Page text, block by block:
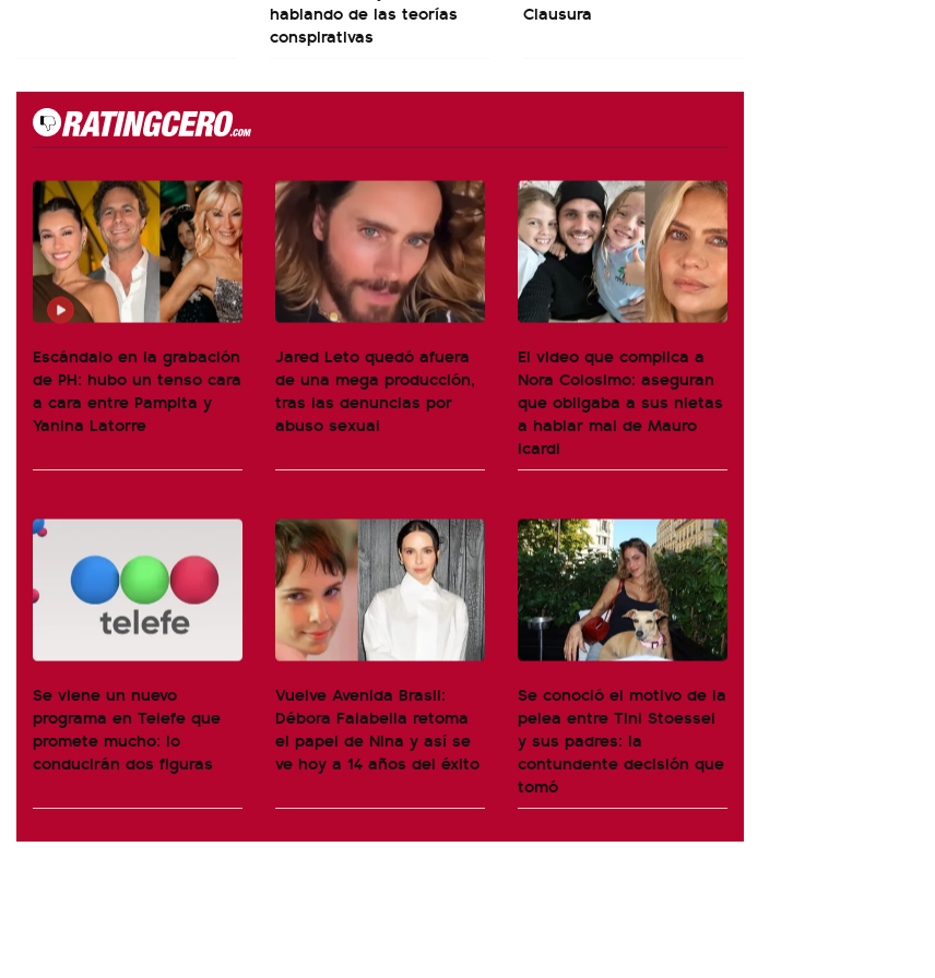
hablando de las teorías
conspirativas
Clausura
Escándalo en la grabación
de PH: hubo un tenso cara
a cara entre Pampita y
Yanina Latorre
Jared Leto quedó afuera
de una mega producción,
tras las denuncias por
abuso sexual
El video que complica a
Nora Colosimo: aseguran
que obligaba a sus nietas
a hablar mal de Mauro
Icardi
Se viene un nuevo
programa en Telefe que
promete mucho: lo
conducirán dos figuras
Vuelve Avenida Brasil:
Débora Falabella retoma
el papel de Nina y así se
ve hoy a 14 años del éxito
Se conoció el motivo de la
pelea entre Tini Stoessel
y sus padres: la
contundente decisión que
tomó